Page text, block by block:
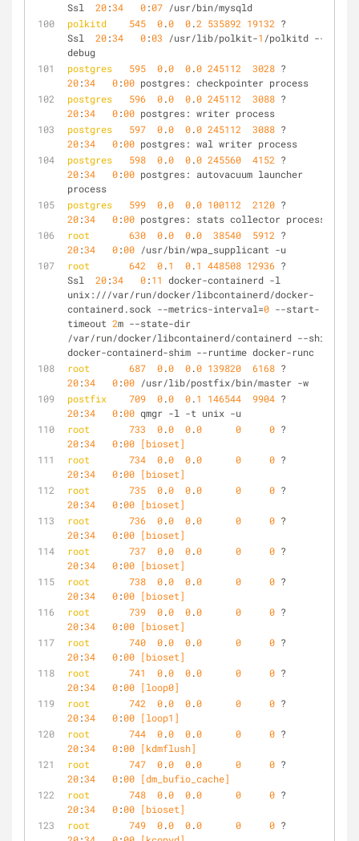
Ssl 20:34 0:07 /usr/bin/mysqld
polkitd
545 0.0 0.2 535892 19132 ?
Ssl 20:34 0:03 /usr/lib/polkit-1 /polkitd --no-
debug
postgres
595 0.0 0.0 245112 3028
20:34 0:00 postgres: checkpointer process
postgres
596 0.0 0.0 245112 3088
20:34 0:00 postgres: writer process
postgres
597 0.0 0.0 245112 3088
20:34 0:00 postgres: wal writer process
postgres
598 0.0 0.0 245560 4152
20:34 0:00 postgres: autovacuum launcher
process
postgres
599 0.0 0.0 100112 2120
20:34 0:00 postgres: stats collector process
root
630 0.0 0.0 38540 5912
20:34 0:00 /usr/bin/wpa_supplicant -u
root
642 0.1 0.1 448508 12936 ?
Ssl 20:34 0:11 docker-containerd -l
unix:///var/run/docker/libcontainerd/docker-
containerd.sock --metrics-interval=0 --start-
timeout 2m --state-dir
/var/run/docker/libcontainerd/containerd --shim
docker-containerd-shim --runtime docker-runc
root
687 0.0 0.0 139820 6168
20:34 0:00 /usr/lib/postfix/bin/master -w
postfix
709 0.0 0.1 146544 9904
20:34 0:00 qmgr -l -t unix -u
root
733 0.0 0.0 0 0
20:34 0:00 [bioset]
root
734 0.0 0.0 0 0
20:34 0:00 [bioset]
root
735 0.0 0.0 0 0
20:34 0:00 [bioset]
root
736 0.0 0.0 0 0
20:34 0:00 [bioset]
root
737 0.0 0.0 0 0
20:34 0:00 [bioset]
root
738 0.0 0.0 0 0
20:34 0:00 [bioset]
root
739 0.0 0.0 0 0
20:34 0:00 [bioset]
root
740 0.0 0.0 0 0
20:34 0:00 [bioset]
root
741 0.0 0.0 0 0
20:34 0:00 [loop0]
root
742 0.0 0.0 0 0
20:34 0:00 [loop1]
root
744 0.0 0.0 0 0
20:34 0:00 [kdmflush]
root
747 0.0 0.0 0 0
20:34 0:00 [dm_bufio_cache]
root
748 0.0 0.0 0 0
20:34 0:00 [bioset]
root
749 0.0 0.0 0 0